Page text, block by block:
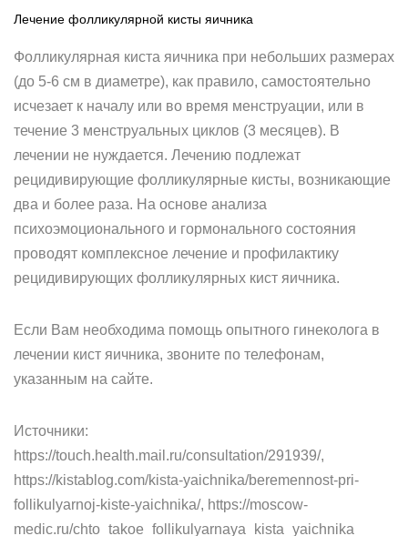
Лечение фолликулярной кисты яичника
Фолликулярная киста яичника при небольших размерах
(до 5-6 см в диаметре), как правило, самостоятельно
исчезает к началу или во время менструации, или в
течение 3 менструальных циклов (3 месяцев). В
лечении не нуждается. Лечению подлежат
рецидивирующие фолликулярные кисты, возникающие
два и более раза. На основе анализа
психоэмоционального и гормонального состояния
проводят комплексное лечение и профилактику
рецидивирующих фолликулярных кист яичника.
Если Вам необходима помощь опытного гинеколога в
лечении кист яичника, звоните по телефонам,
указанным на сайте.
Источники:
https://touch.health.mail.ru/consultation/291939/,
https://kistablog.com/kista-yaichnika/beremennost-pri-
follikulyarnoj-kiste-yaichnika/, https://moscow-
medic.ru/chto_takoe_follikulyarnaya_kista_yaichnika